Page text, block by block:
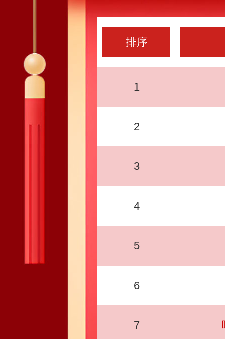
排序
1
2
3
4
5
6
7